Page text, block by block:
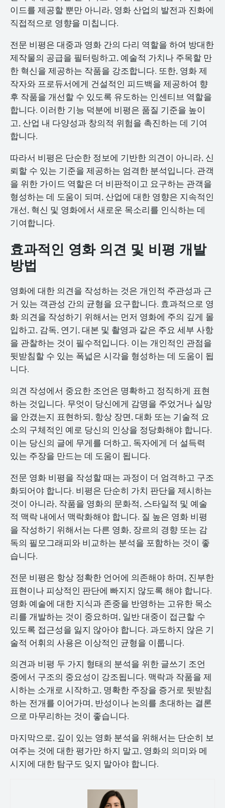
이드를 제공할 뿐만 아니라, 영화 산업의 발전과 진화에
직접적으로 영향을 미칩니다.
전문 비평은 대중과 영화 간의 다리 역할을 하여 방대한
제작물의 공급을 필터링하고, 예술적 가치나 주목할 만
한 혁신을 제공하는 작품을 강조합니다. 또한, 영화 제
작자와 프로듀서에게 건설적인 피드백을 제공하여 향
후 작품을 개선할 수 있도록 유도하는 인센티브 역할을
합니다. 이러한 기능 덕분에 비평은 품질 기준을 높이
고, 산업 내 다양성과 창의적 위험을 촉진하는 데 기여
합니다.
따라서 비평은 단순한 정보에 기반한 의견이 아니라, 신
뢰할 수 있는 기준을 제공하는 엄격한 분석입니다. 관객
을 위한 가이드 역할은 더 비판적이고 요구하는 관객을
형성하는 데 도움이 되며, 산업에 대한 영향은 지속적인
개선, 혁신 및 영화에서 새로운 목소리를 인식하는 데
기여합니다.
효과적인 영화 의견 및 비평 개발
방법
영화에 대한 의견을 작성하는 것은 개인적 주관성과 근
거 있는 객관성 간의 균형을 요구합니다. 효과적으로 영
화 의견을 작성하기 위해서는 먼저 영화에 주의 깊게 몰
입하고, 감독, 연기, 대본 및 촬영과 같은 주요 세부 사항
을 관찰하는 것이 필수적입니다. 이는 개인적인 관점을
뒷받침할 수 있는 폭넓은 시각을 형성하는 데 도움이 됩
니다.
의견 작성에서 중요한 조언은 명확하고 정직하게 표현
하는 것입니다. 무엇이 당신에게 감명을 주었거나 실망
을 안겼는지 표현하되, 항상 장면, 대화 또는 기술적 요
소의 구체적인 예로 당신의 인상을 정당화해야 합니다.
이는 당신의 글에 무게를 더하고, 독자에게 더 설득력
있는 주장을 만드는 데 도움이 됩니다.
전문 영화 비평을 작성할 때는 과정이 더 엄격하고 구조
화되어야 합니다. 비평은 단순히 가치 판단을 제시하는
것이 아니라, 작품을 영화의 문화적, 스타일적 및 예술
적 맥락 내에서 맥락화해야 합니다. 질 높은 영화 비평
을 작성하기 위해서는 다른 영화, 장르의 경향 또는 감
독의 필모그래피와 비교하는 분석을 포함하는 것이 좋
습니다.
전문 비평은 항상 정확한 언어에 의존해야 하며, 진부한
표현이나 피상적인 판단에 빠지지 않도록 해야 합니다.
영화 예술에 대한 지식과 존중을 반영하는 고유한 목소
리를 개발하는 것이 중요하며, 일반 대중이 접근할 수
있도록 접근성을 잃지 않아야 합니다. 과도하지 않은 기
술적 어휘의 사용은 이상적인 균형을 이룹니다.
의견과 비평 두 가지 형태의 분석을 위한 글쓰기 조언
중에서 구조의 중요성이 강조됩니다. 맥락과 작품을 제
시하는 소개로 시작하고, 명확한 주장을 증거로 뒷받침
하는 전개를 이어가며, 반성이나 논의를 초대하는 결론
으로 마무리하는 것이 좋습니다.
마지막으로, 깊이 있는 영화 분석을 위해서는 단순히 보
여주는 것에 대한 평가만 하지 말고, 영화의 의미와 메
시지에 대한 탐구도 잊지 말아야 합니다.